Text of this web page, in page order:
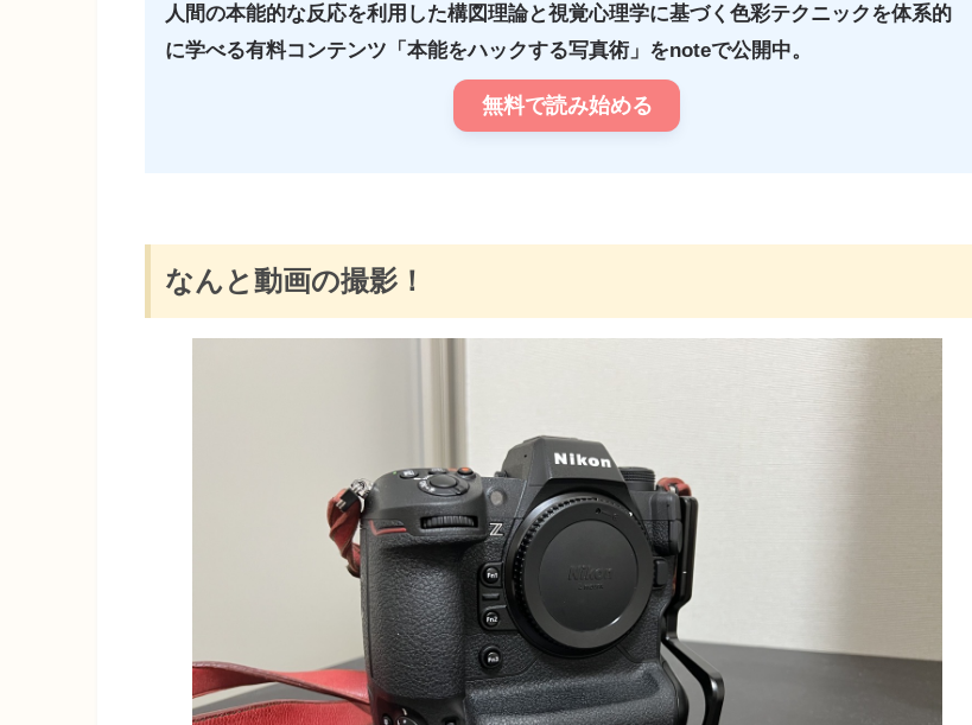
人間の本能的な反応を利用した構図理論と視覚心理学に基づく色彩テクニックを体系的
に学べる有料コンテンツ「本能をハックする写真術」をnoteで公開中。
無料で読み始める
なんと動画の撮影！